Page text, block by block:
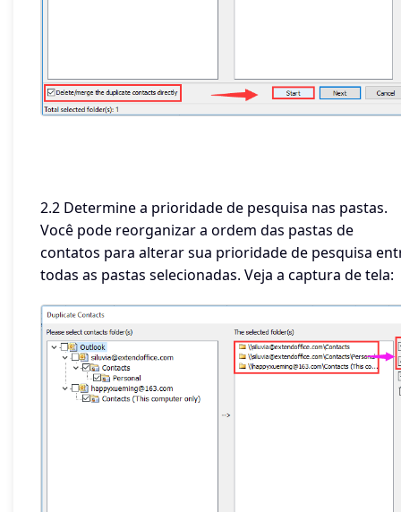
2.2 Determine a prioridade de pesquisa nas pastas.
Você pode reorganizar a ordem das pastas de
contatos para alterar sua prioridade de pesquisa
todas as pastas selecionadas. Veja a captura de tela: